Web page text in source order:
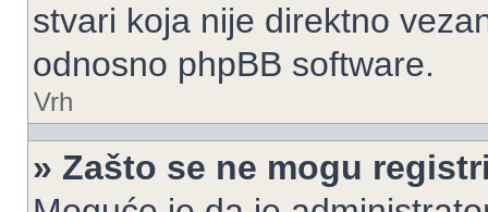
stvari koja nije direktno
odnosno phpBB software.
Vrh
» Zašto se ne mogu